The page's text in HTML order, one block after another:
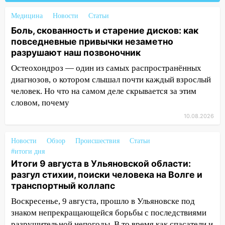
16:34
Из-за мощной непогоды в
Ульяновске отменили фестиваль «Наше
время»
16:17 Мелекесский район первым в
Ульяновской области намолотил более
100 тысяч тонн зерна
15:17 В колледжи и техникумы
Ульяновской области подали более 10
15:04
Фоторепортаж с улиц Ульяновска
после шторма: поваленные деревья и
затопленные улицы
14:28 Ураган вырвал остановку на улице
Деева в Заволжье
14:26 Жители Ульяновска сами
пытаются расчистить ливнёвки, не
Медицина Новости Статьи
Боль, скованность и старение дисков: как
повседневные привычки незаметно
разрушают наш позвоночник
Остеохондроз — один из самых распространённых
диагнозов, о котором слышал почти каждый взрослый
человек. Но что на самом деле скрывается за этим
словом, почему
10.08.2026
Новости Обзор Происшествия
Статьи
#итоги дня
Итоги 9 августа в Ульяновской области:
разгул стихии, поиски человека на Волге и
транспортный коллапс
Воскресенье, 9 августа, прошло в Ульяновске под
знаком непрекращающейся борьбы с последствиями